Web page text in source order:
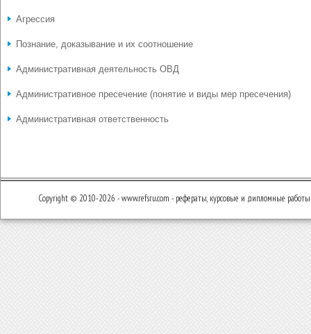
Агрессия
Познание, доказывание и их соотношение
Административная деятельность ОВД
Административное пресечение (понятие и виды мер пресечения)
Административная ответственность
Copyright © 2010-2026 - www.refsru.com - рефераты, курсовые и дипломные работы